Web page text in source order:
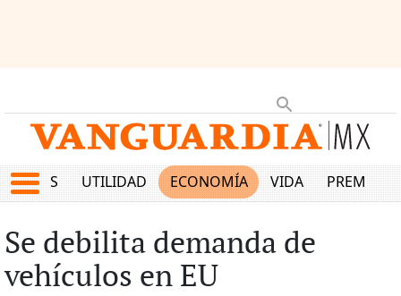
UTILIDAD ECONOMÍA VIDA PREMIUM
Se debilita demanda de
vehículos en EU